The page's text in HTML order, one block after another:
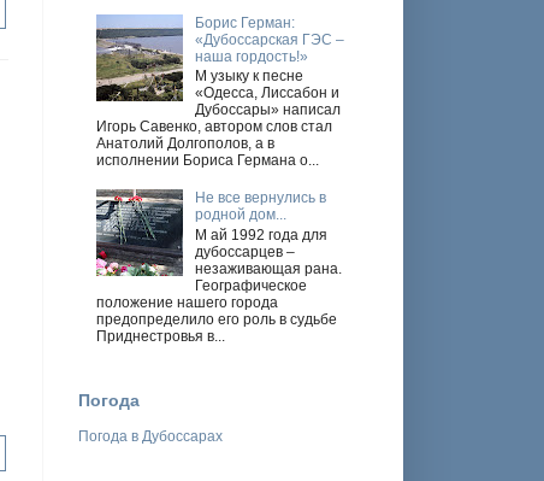
Борис Герман:
«Дубоссарская ГЭС –
наша гордость!»
М узыку к песне
«Одесса, Лиссабон и
Дубоссары» написал
Игорь Савенко, автором слов стал
Анатолий Долгополов, а в
исполнении Бориса Германа о...
Не все вернулись в
родной дом...
М ай 1992 года для
дубоссарцев –
незаживающая рана.
Географическое
положение нашего города
предопределило его роль в судьбе
Приднестровья в...
Погода
Погода в Дубоссарах